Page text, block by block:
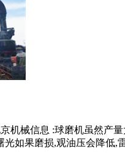
机械信息 :球磨机虽然产
如果磨损,观油压会降低,